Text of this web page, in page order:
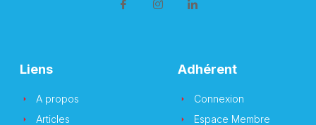
Liens
A propos
Articles
Adhérent
Connexion
Espace Membre